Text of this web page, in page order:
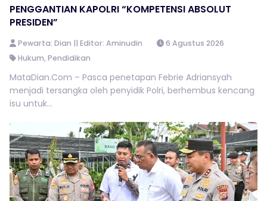
PENGGANTIAN KAPOLRI “KOMPETENSI ABSOLUT
PRESIDEN”
Pewarta: Dian || Editor: Aminudin
6 Agustus 2026
Hukum, Pendidikan
MataDian.Com – Pasca penetapan Febrie Adriansyah
menjadi tersangka oleh penyidik Polri, berhembus kencang
isu untuk...